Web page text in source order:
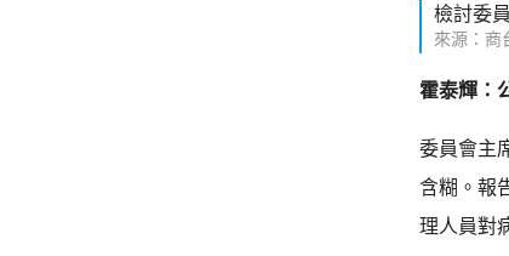
檢討委
來源：商
霍泰輝：
委員會主
含糊。報
理人員對